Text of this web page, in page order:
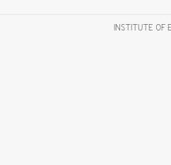
INSTITUTE OF